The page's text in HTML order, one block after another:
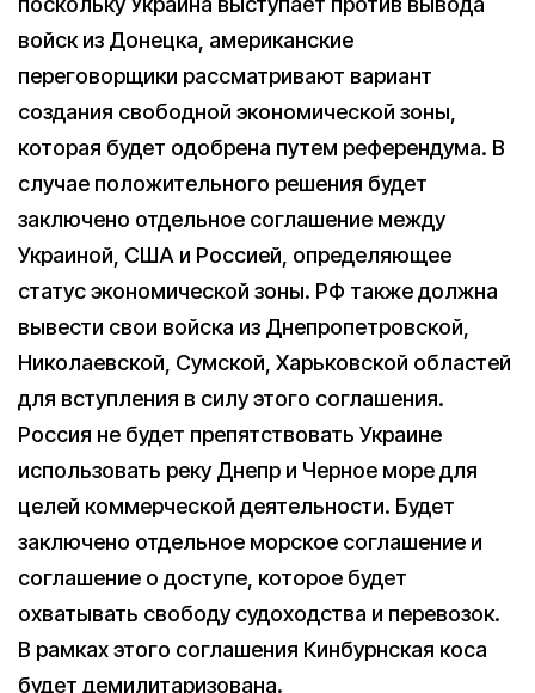
войск из Донецка, американские
переговорщики рассматривают вариант
создания свободной экономической зоны,
которая будет одобрена путем референдума. В
случае положительного решения будет
заключено отдельное соглашение между
Украиной, США и Россией, определяющее
статус экономической зоны. РФ также должна
вывести свои войска из Днепропетровской,
Николаевской, Сумской, Харьковской областей
для вступления в силу этого соглашения.
Россия не будет препятствовать Украине
использовать реку Днепр и Черное море для
целей коммерческой деятельности. Будет
заключено отдельное морское соглашение и
соглашение о доступе, которое будет
охватывать свободу судоходства и перевозок.
В рамках этого соглашения Кинбурнская коса
будет демилитаризована.